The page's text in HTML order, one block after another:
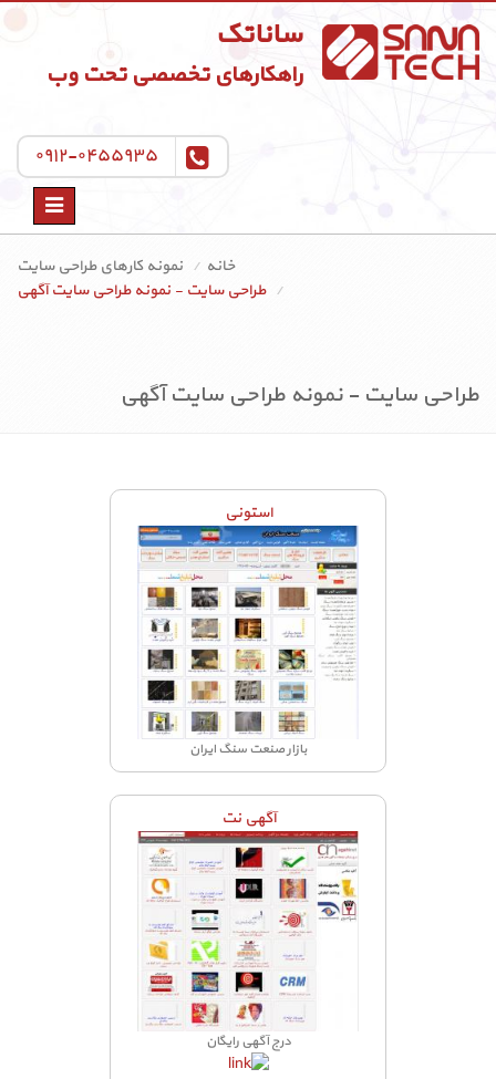
ساناتک
راهکارهای تخصصی تحت وب
۰۹۱۲-۰۴۵۵۹۳۵
Toggle
خانه
نمونه کارهای طراحی سایت
طراحی سایت - نمونه طراحی سایت آگهی
طراحی سایت - نمونه طراحی سایت آگهی
استونی
بازار صنعت سنگ ایران
آگهی نت
درج آگهی رایگان